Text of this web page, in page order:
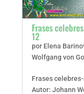
Frases
12
por Elena
Wolfgang von
Frases
Autor: Johann